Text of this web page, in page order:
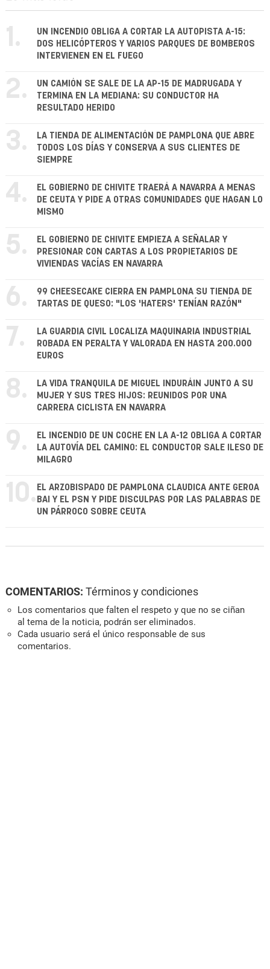
1.
UN INCENDIO OBLIGA A CORTAR LA AUTOPISTA A-15:
DOS HELICÓPTEROS Y VARIOS PARQUES DE BOMBEROS
INTERVIENEN EN EL FUEGO
2.
UN CAMIÓN SE SALE DE LA AP-15 DE MADRUGADA Y
TERMINA EN LA MEDIANA: SU CONDUCTOR HA
RESULTADO HERIDO
3.
LA TIENDA DE ALIMENTACIÓN DE PAMPLONA QUE ABRE
TODOS LOS DÍAS Y CONSERVA A SUS CLIENTES DE
SIEMPRE
4.
EL GOBIERNO DE CHIVITE TRAERÁ A NAVARRA A MENAS
DE CEUTA Y PIDE A OTRAS COMUNIDADES QUE HAGAN LO
MISMO
5.
EL GOBIERNO DE CHIVITE EMPIEZA A SEÑALAR Y
PRESIONAR CON CARTAS A LOS PROPIETARIOS DE
VIVIENDAS VACÍAS EN NAVARRA
6.
99 CHEESECAKE CIERRA EN PAMPLONA SU TIENDA DE
TARTAS DE QUESO: "LOS 'HATERS' TENÍAN RAZÓN"
7.
LA GUARDIA CIVIL LOCALIZA MAQUINARIA INDUSTRIAL
ROBADA EN PERALTA Y VALORADA EN HASTA 200.000
EUROS
8.
LA VIDA TRANQUILA DE MIGUEL INDURÁIN JUNTO A SU
MUJER Y SUS TRES HIJOS: REUNIDOS POR UNA
CARRERA CICLISTA EN NAVARRA
9.
EL INCENDIO DE UN COCHE EN LA A-12 OBLIGA A CORTAR
LA AUTOVÍA DEL CAMINO: EL CONDUCTOR SALE ILESO DE
MILAGRO
10. EL ARZOBISPADO DE PAMPLONA CLAUDICA ANTE GEROA
BAI Y EL PSN Y PIDE DISCULPAS POR LAS PALABRAS DE
UN PÁRROCO SOBRE CEUTA
COMENTARIOS: Términos y condiciones
Los comentarios que falten el respeto y que no se ciñan
al tema de la noticia, podrán ser eliminados.
Cada usuario será el único responsable de sus
comentarios.